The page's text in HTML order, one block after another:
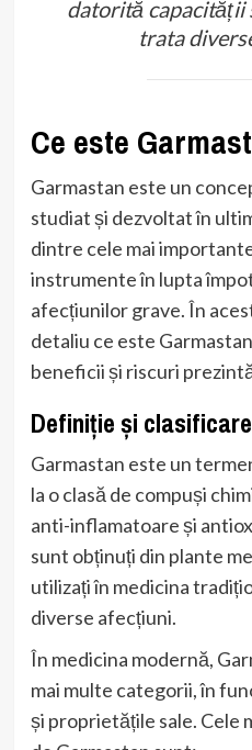
datorită capacității
trata
Ce este
Garmastan este un
studiat și dezvoltat în
dintre cele mai
instrumente în lupta
afecțiunilor grave. În
detaliu ce este
beneficii și riscuri
Definiție și clasificare
Garmastan este un
la o clasă de compuși
anti-inflamatoare și
sunt obținuți din plante
utilizați în medicina
diverse afecțiuni.
În medicina modernă,
mai multe categorii, în
și proprietățile sale. Cele